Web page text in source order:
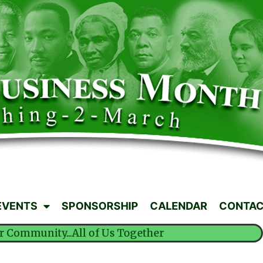
SPONSORSHIP CALENDAR
Community...All of Us Together